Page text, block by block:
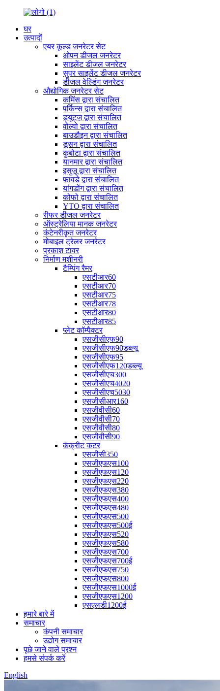
घर
उत्पादों
एयर कूल्ड जनरेटर सेट
ओपन डीजल जनरेटर
साइलेंट डीजल जनरेटर
सुपर साइलेंट डीजल जनरेटर
डीजल वेल्डिंग जनरेटर
औद्योगिक जनरेटर सेट
कमिंस द्वारा संचालित
पर्किन्स द्वारा संचालित
ड्यूट्ज़ द्वारा संचालित
वोल्वो द्वारा संचालित
बाउडौइन द्वारा संचालित
डूसन द्वारा संचालित
कुबोटा द्वारा संचालित
यानमार द्वारा संचालित
इसुज़ू द्वारा संचालित
फावडे द्वारा संचालित
यांगडोंग द्वारा संचालित
कोफो द्वारा संचालित
YTO द्वारा संचालित
रीफर डीजल जनरेटर
ऑस्ट्रेलिया मानक जनरेटर
कंटेनरीकृत जनरेटर
मोबाइल ट्रेलर जनरेटर
प्रकाश टावर
निर्माण मशीनरी
टैम्पिंग रैमर
एसटीआर60
एसटीआर70
एसटीआर75
एसटीआर78
एसटीआर80
एसटीआर85
प्लेट कॉम्पैक्टर
एसजीसीएफ90
एसजीसीएफ90डब्ल्यू
एसजीसीएफ95
एसजीसीएफ120डब्ल्यू
एसजीसीएच300
एसजीसीएच4020
एसजीसीएच5030
एसजीसीआर160
एसजीवीसी60
एसजीवीसी70
एसजीवीसी80
एसजीवीसी90
कंक्रीट कटर
एसजीसी350
एसजीएफएस100
एसजीएफएस120
एसजीएफएस220
एसजीएफएस380
एसजीएफएस400
एसजीएफएस480
एसजीएफएस500
एसजीएफएस500ई
एसजीएफएस520
एसजीएफएस580
एसजीएफएस700
एसजीएफएस700ई
एसजीएफएस750
एसजीएफएस800
एसजीएफएस1000ई
एसजीएफएस1200
एसएलडी1200ई
हमारे बारे में
समाचार
कंपनी समाचार
उद्योग समाचार
पूछे जाने वाले प्रश्न
हमसे संपर्क करें
English